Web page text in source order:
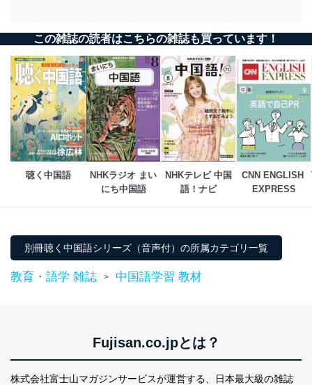
当社は、個人情報の正確性及び安全性を確保するため
施し、個人情報の漏えい、滅失またはき損の防止及び是
正に努めます。
アクセス制御
個人データを取り扱うことのできる機器及び当該
機器を取り扱う従業者を明確化し、 個人データへ
の不要なアクセスを防止しています。
アクセス者の識別と認証
機器に標準装備されているユーザー制御機能（ユ
ーザーアカウント制御）により、個人情報データ
外部からの不正アクセス等の防止
個人データを取り扱う機器等のオペレーティング
システムを最新の状態に保持しています。
個人データを取り扱う機器等にセキュリティ対策
情報システムの使用に伴う漏洩等の防止
メール等により個人データの含まれるファイルを
送信する場合に、当該ファイルへのパスワードを
設定しています。
この雑誌の読者はこちらの雑誌も買っています！
聴く中国語
NHKラジオ まい
にち中国語
NHKテレビ 中国
語！ナビ
CNN ENGLISH
EXPRESS
別冊聴く中国語シリーズ（音声付）の所属カテゴリ一覧
教育・語学 雑誌 > 中国語学習 教材
Fujisan.co.jpとは？
株式会社富士山マガジンサービスが運営する、
日本最大級の雑誌